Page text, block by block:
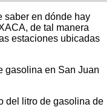
saber en dónde hay
de tal manera
estaciones ubicadas
gasolina en San Juan
del litro de gasolina de